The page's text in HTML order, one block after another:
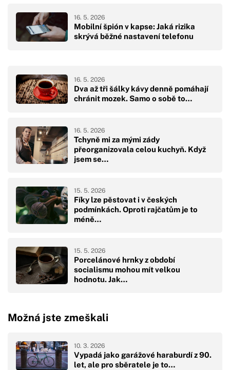
Mobilní špión v kapse: Jaká rizika
skrývá běžné nastavení telefonu
16. 5. 2026
Dva až tři šálky kávy denně pomáhají
chránit mozek. Samo o sobě to…
16. 5. 2026
Tchyně mi za mými zády
přeorganizovala celou kuchyň. Když
jsem se…
16. 5. 2026
Fíky lze pěstovat i v českých
podmínkách. Oproti rajčatům je to
méně…
15. 5. 2026
Porcelánové hrnky z období
socialismu mohou mít velkou
hodnotu. Jak…
15. 5. 2026
Možná jste zmeškali
Vypadá jako garážové haraburdí z 90.
let, ale pro sběratele je to…
10. 3. 2026